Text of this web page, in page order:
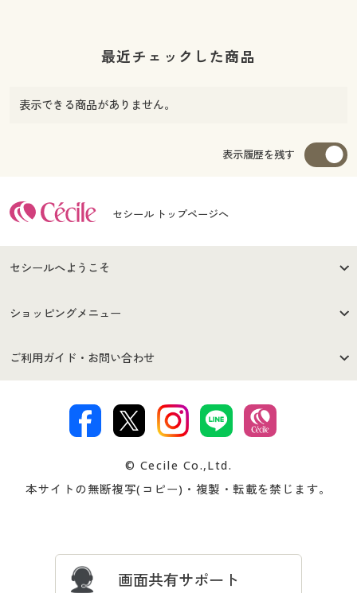
最近チェックした商品
表示できる商品がありません。
表示履歴を残す
セシール トップページへ
セシールへようこそ
はじめての方へ
セシールご利用規約
著作権・商標について 会社案内
ショッピングメニュー
商品カテゴリ
プレゼント＆キャンペーン サイトマップ
ご利用ガイド・お問い合わせ
交換・返品は お支払は
ついて
忘れの場合
© Cecile Co.,Ltd.
本サイトの無断複写(コピー)・複製・転載を禁じます。
画面共有サポート